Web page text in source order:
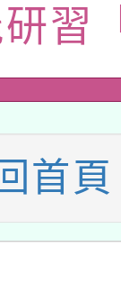
實施計
中心
-教案
前教育
苗接
「滿6
施，
委託
「
節水達
期六
系列
藝術
巡演
學前
習
首頁